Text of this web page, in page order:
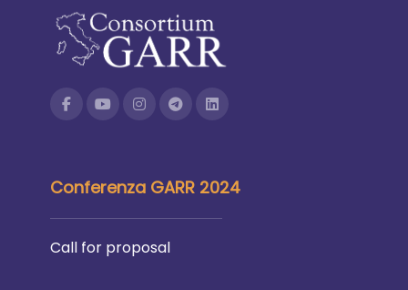
Conferenza GARR 2024
Call for proposal